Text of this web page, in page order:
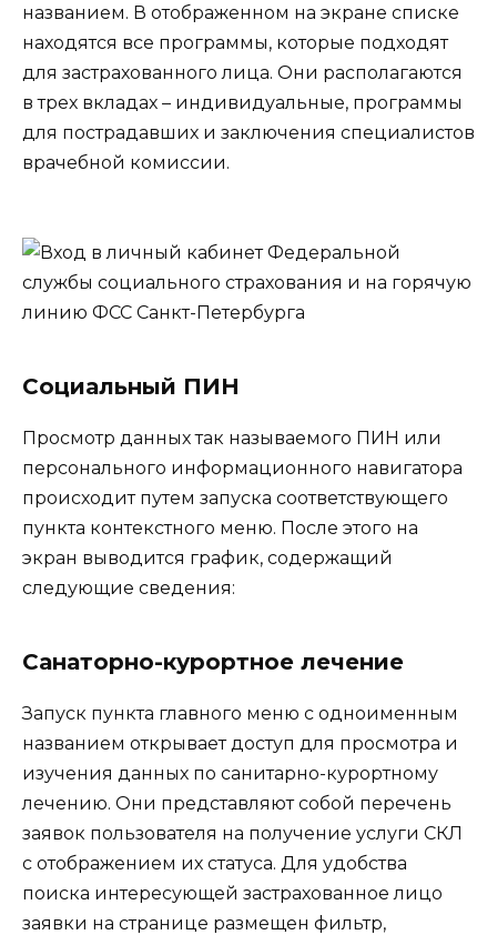
названием. В отображенном на экране списке
находятся все программы, которые подходят
для застрахованного лица. Они располагаются
в трех вкладах – индивидуальные, программы
для пострадавших и заключения специалистов
врачебной комиссии.
Социальный ПИН
Просмотр данных так называемого ПИН или
персонального информационного навигатора
происходит путем запуска соответствующего
пункта контекстного меню. После этого на
экран выводится график, содержащий
следующие сведения:
Санаторно-курортное лечение
Запуск пункта главного меню с одноименным
названием открывает доступ для просмотра и
изучения данных по санитарно-курортному
лечению. Они представляют собой перечень
заявок пользователя на получение услуги СКЛ
с отображением их статуса. Для удобства
поиска интересующей застрахованное лицо
заявки на странице размещен фильтр,